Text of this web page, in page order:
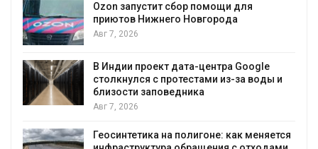
Ozon запустит сбор помощи для
приютов Нижнего Новгорода
Авг 7, 2026
В Индии проект дата-центра Google
столкнулся с протестами из-за воды и
близости заповедника
Авг 7, 2026
Геосинтетика на полигоне: как меняется